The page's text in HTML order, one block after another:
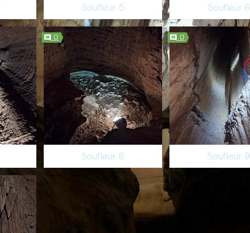
Soufleur 5 Soufleur 6
0
Soufleur 8
0
Soufleur 9